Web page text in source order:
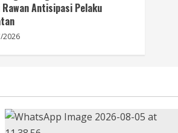
Antisipasi Pelaku
2026